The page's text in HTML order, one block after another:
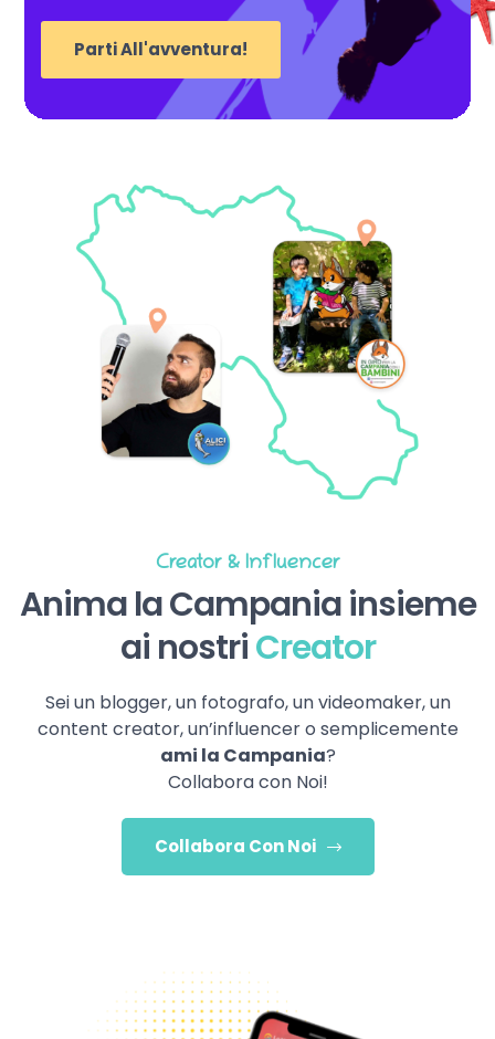
Parti All'avventura!
Creator & Influencer
Anima la Campania insieme
ai nostriCreator
Sei un blogger, un fotografo, un videomaker, un
content creator, un’influencer o semplicemente
ami la Campania?
Collabora con Noi!
Collabora Con Noi